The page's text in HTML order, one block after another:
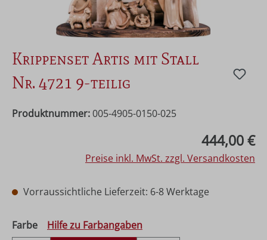
Krippenset Artis mit Stall
Nr. 4721 9-teilig
Produktnummer: 005-4905-0150-025
444,00 €
Preise inkl. MwSt. zzgl. Versandkosten
Vorraussichtliche Lieferzeit: 6-8 Werktage
Farbeauswählen
Hilfe zu Farbangaben